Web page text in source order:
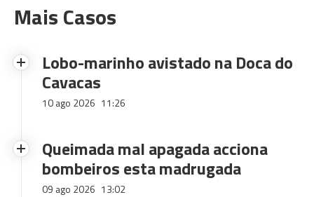
Mais Casos
Lobo-marinho avistado na Doca do
Cavacas
10 ago 2026 11:26
Queimada mal apagada acciona
bombeiros esta madrugada
09 ago 2026 13:02